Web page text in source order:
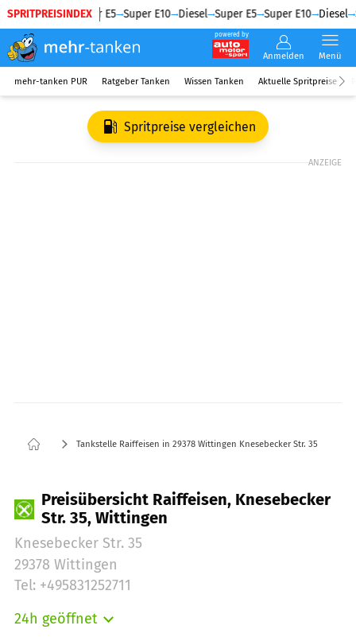
SPRITPREISINDEX
Diesel Super E5 Super E10 Diesel Super E5 Super E10 Diesel
powered by
Anmelden Menü
mehr-tanken PUR Ratgeber Tanken Wissen Tanken Aktuelle Spritpreise
Spritpreise vergleichen
ANZEIGE
Tankstelle Raiffeisen in 29378 Wittingen Knesebecker Str. 35
Preisübersicht Raiffeisen, Knesebecker
Str. 35, Wittingen
Knesebecker Str. 35
29378 Wittingen
Tel: +495831252711
24h geöffnet